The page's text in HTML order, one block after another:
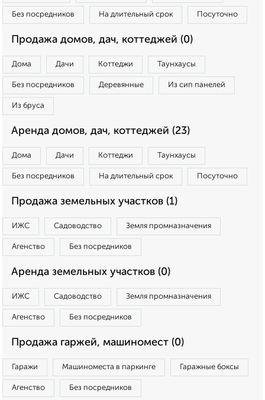
Без посредников На длительный срок Посуточно
Продажа домов, дач, коттеджей (0)
Дома Дачи Коттеджи Таунхаусы
Без посредников Деревянные Из сип панелей
Из бруса
Аренда домов, дач, коттеджей (23)
Дома Дачи Коттеджи Таунхаусы
Без посредников На длительный срок Посуточно
Продажа земельных участков (1)
ИЖС Садоводство Земля промназначения
Агенство Без посредников
Аренда земельных участков (0)
ИЖС Садоводство Земля промназначения
Агенство Без посредников
Продажа гаржей, машиномест (0)
Гаражи Машиноместа в паркинге Гаражные боксы
Агенство Без посредников